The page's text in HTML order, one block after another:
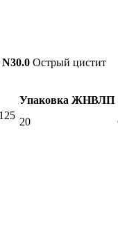
N30.0 Острый цистит
Упаковка ЖНВЛП
20